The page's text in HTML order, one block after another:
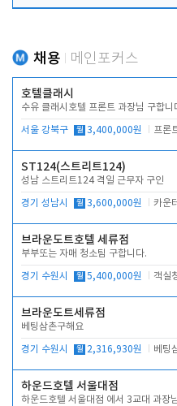
채용 메인포커스
호텔클래시
수유 클래시호텔 프론트 과장님 구합니
서울 강북구 월 3,400,000원 프론
ST124(스트리트124)
성남 스트리트124 격일 근무자 구인
경기 성남시 월 3,600,000원
브라운도트호텔 세류점
부부또는 자매 청소팀 구합니다.
경기 수원시 월 5,400,000원 객실
브라운도트세류점
베팅삼촌구해요
경기 수원시 월 2,316,930원 베팅
하운드호텔 서울대점
하운드호텔 서울대점 에서 3교대 과장